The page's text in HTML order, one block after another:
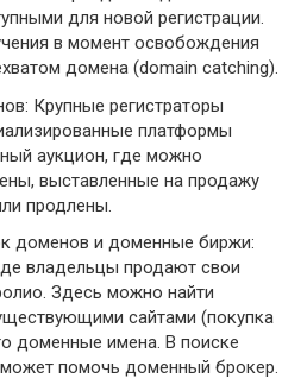
для новой регистрации.
в момент освобождения
домена (domain catching).
Крупные регистраторы
платформы
аукцион, где можно
выставленные на продажу
продлены.
доменов и доменные биржи:
владельцы продают свои
Здесь можно найти
сайтами (покупка
доменные имена. В поиске
помочь доменный брокер.